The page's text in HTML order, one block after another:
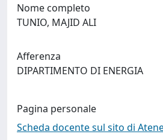
Nome completo
TUNIO, MAJID ALI
Afferenza
DIPARTIMENTO DI ENERGIA
Pagina personale
Scheda docente sul sito di